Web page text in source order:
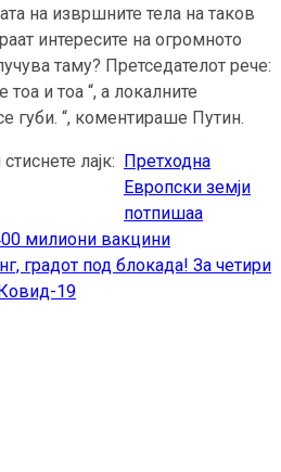
на извршните тела на таков
интересите на огромното
таму? Претседателот рече:
и тоа “, а локалните
губи. “, коментираше Путин.
лајк: Претходна
Европски земји
потпишаа
милиони вакцини
градот под блокада! За четири
19